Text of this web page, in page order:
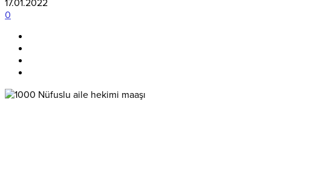
17.01.2022
0